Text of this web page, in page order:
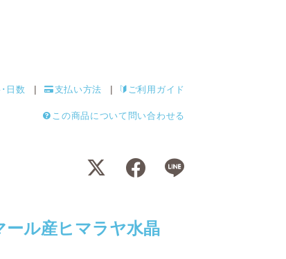
日数 支払い方法 ご利用ガイド
この商品について問い合わせる
ール産ヒマラヤ水晶